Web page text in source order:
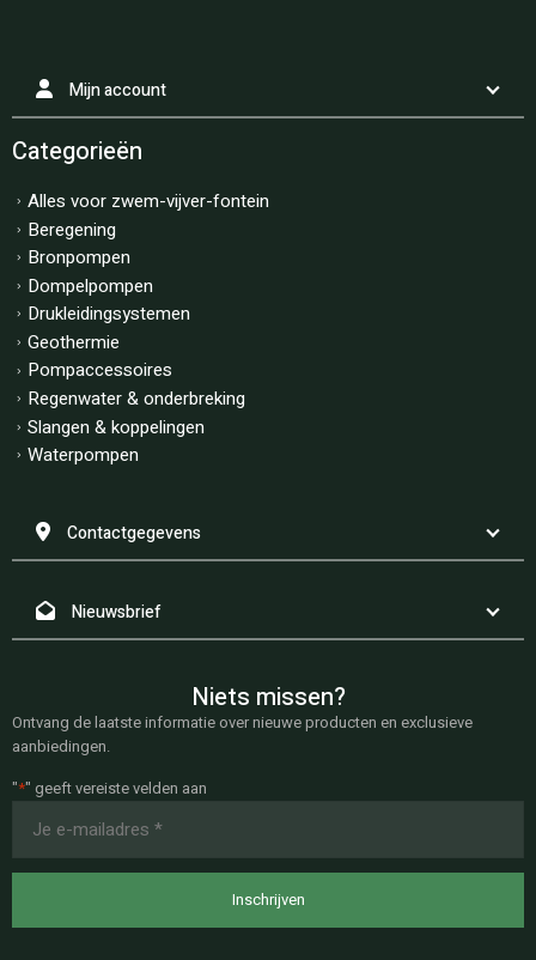
Mijn account
Categorieën
Alles voor zwem-vijver-fontein
Beregening
Bronpompen
Dompelpompen
Drukleidingsystemen
Geothermie
Pompaccessoires
Regenwater & onderbreking
Slangen & koppelingen
Waterpompen
Contactgegevens
Nieuwsbrief
Niets missen?
Ontvang de laatste informatie over nieuwe producten en exclusieve
aanbiedingen.
"*" geeft vereiste velden aan
mailadres
*